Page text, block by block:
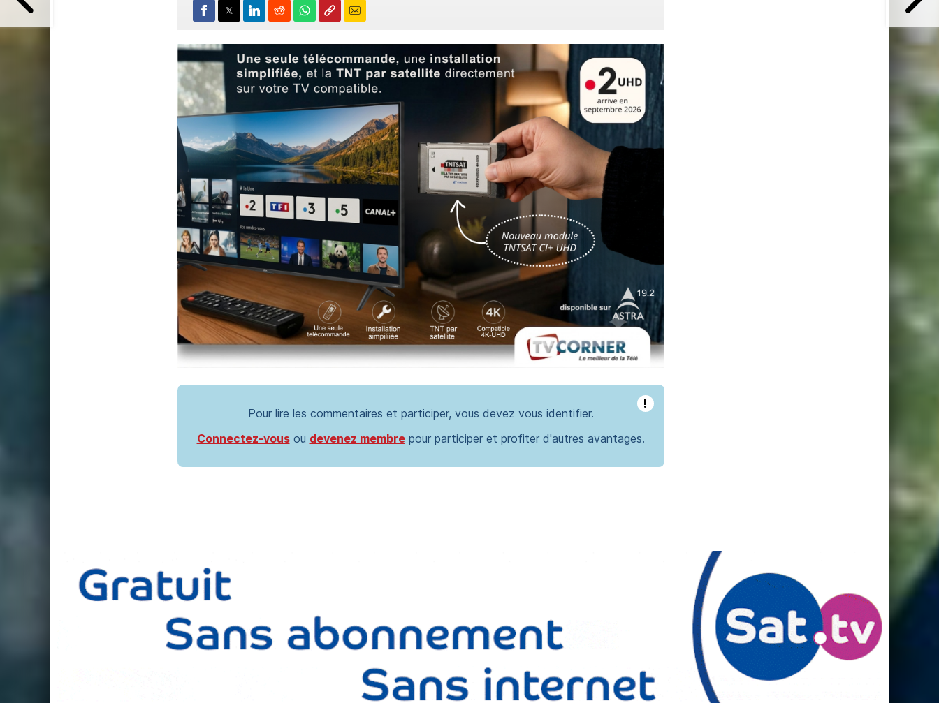
!
Pour lire les commentaires et participer, vous devez vous identifier.
Connectez-vousou devenez membrepour participer et profiter d'autres avantages.